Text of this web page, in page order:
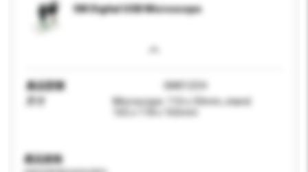
5M Digital USB Microscope
產品型號
GM012CH
Microscope: 110 x 33mm, stand:
產品規格